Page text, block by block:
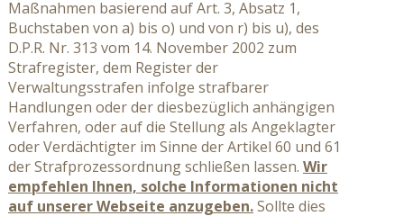
Maßnahmen basierend auf Art. 3, Absatz 1,
Buchstaben von a) bis o) und von r) bis u), des
D.P.R. Nr. 313 vom 14. November 2002 zum
Strafregister, dem Register der
Verwaltungsstrafen infolge strafbarer
Handlungen oder der diesbezüglich anhängigen
Verfahren, oder auf die Stellung als Angeklagter
oder Verdächtigter im Sinne der Artikel 60 und 61
der Strafprozessordnung schließen lassen. Wir
empfehlen Ihnen, solche Informationen nicht
auf unserer Webseite anzugeben.Sollte dies